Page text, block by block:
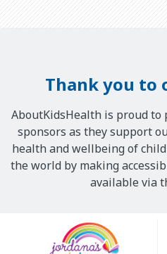
Thank you to
AboutKidsHealth is proud
sponsors as they support
health and wellbeing of
the world by making
available via
Sponsors